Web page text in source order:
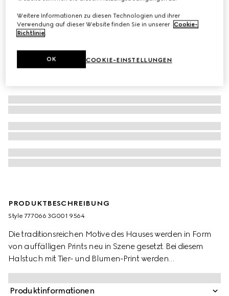
PRODUKTBESCHREIBUNG
Style ‎777066 3G001 9564
Die traditionsreichen Motive des Hauses werden in Form
von auffälligen Prints neu in Szene gesetzt. Bei diesem
Halstuch mit Tier- und Blumen-Print werden
Designinspirationen von Gucci aus der Natur
aufgegriffen.
Produktinformationen
Weitere Informationen zu diesen Technologien und ihrer
Verwendung auf dieser Website finden Sie in unserer Cookie-
Richtlinie.
COOKIE-EINSTELLUNGEN
OK